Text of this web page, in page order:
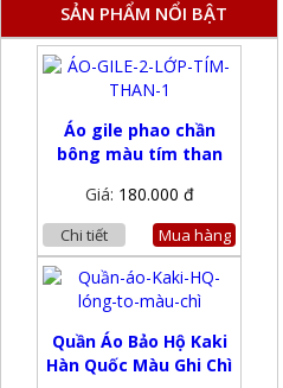
SẢN PHẨM NỔI BẬT
Áo gile phao chần
bông màu tím than
Giá: 180.000 đ
Chi tiết Mua hàng
Quần Áo Bảo Hộ Kaki
Hàn Quốc Màu Ghi Chì